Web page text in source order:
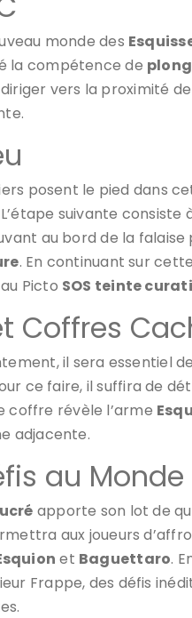
monde des
la compétence de
diriger vers la proximité
posent le pied dans
suivante
au bord de la
. En continuant sur
Picto SOS teinte
Coffres
il sera essentiel
ce faire, il suffira de
coffre révèle l’arme
adjacente.
au Monde
apporte son lot de
aux joueurs
et Baguettaro.
Frappe, des défis